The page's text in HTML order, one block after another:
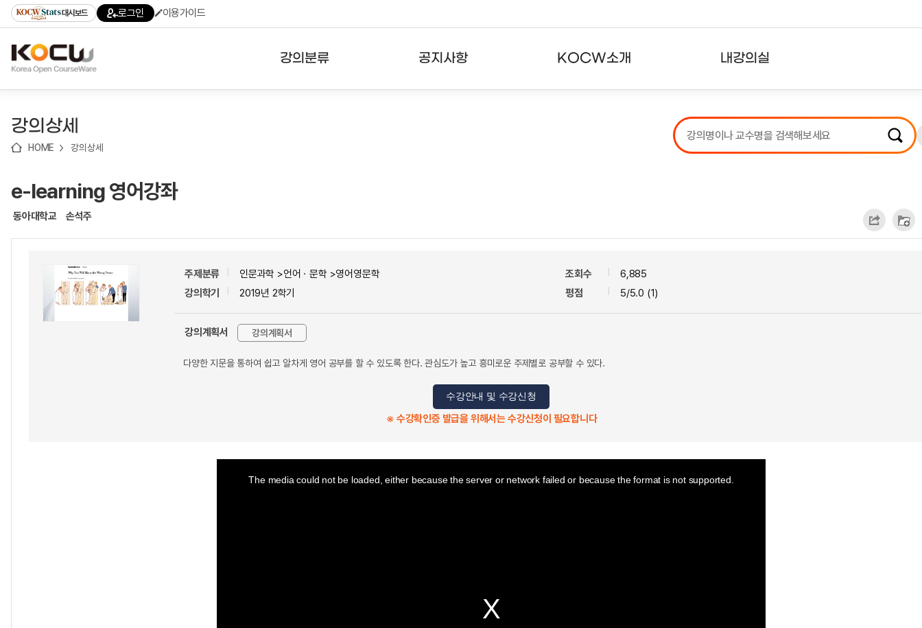
기
기
기
content)
가
대시보드 로그인 이용가이드
강의분류 공지사항 KOCW소개 내강의실
강의리스트
수강확인증강의
강의상세
HOME 강의상세
e-learning 영어강좌
동아대학교 손석주
주제분류
인문과학 >언어ㆍ문학 >영어영문학
강의학기
2019년 2학기
조회수
6,885
평점
5/5.0 (1)
강의계획서 강의계획서
다양한 지문을 통하여 쉽고 알차게 영어 공부를 할 수 있도록 한다. 관심도가 높고 흥미로운 주제별로 공부할 수 있다.
수강안내 및 수강신청
※ 수강확인증 발급을 위해서는 수강신청이 필요합니다
The media could not be loaded, either because the server or network failed or because the format is not supported.